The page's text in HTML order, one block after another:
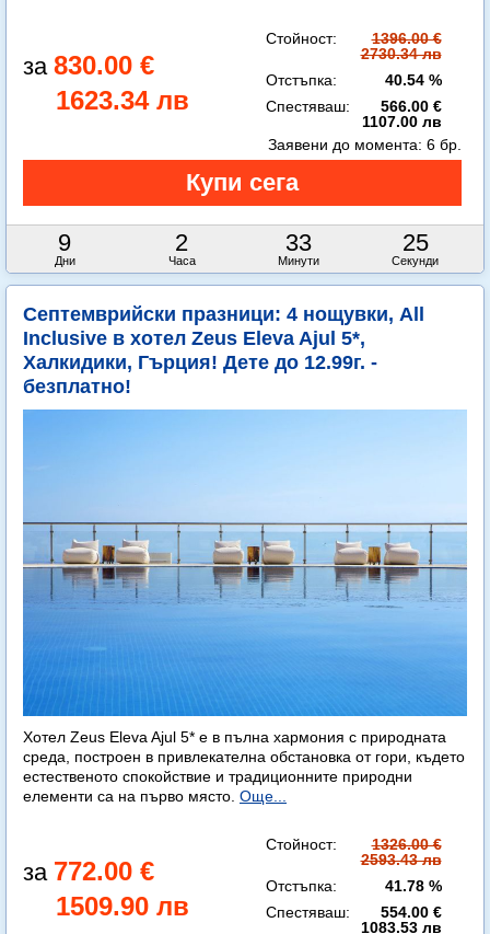
830.00 €
1623.34 лв
Стойност:
1396.00 €
2730.34 лв
Отстъпка:
40.54 %
Спестяваш:
566.00 €
1107.00 лв
9
Дни
2
Часа
33
Минути
24
Секунди
Заявени до момента: 6 бр.
Септемврийски празници: 4 нощувки, All
Inclusive в хотел Zeus Eleva Ajul 5*,
Халкидики, Гърция! Дете до 12.99г. -
безплатно!
Хотел Zeus Eleva Ajul 5* е в пълна хармония с природната
среда, построен в привлекателна обстановка от гори, където
естественото спокойствие и традиционните природни
елементи са на първо място. Още...
772.00 €
1509.90 лв
Стойност:
1326.00 €
2593.43 лв
Отстъпка:
41.78 %
Спестяваш:
554.00 €
1083.53 лв